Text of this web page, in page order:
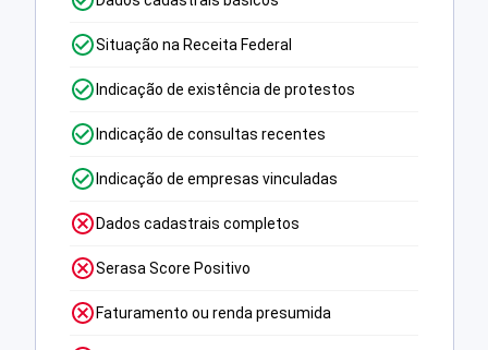
Situação na Receita Federal
Indicação de existência de protestos
Indicação de consultas recentes
Indicação de empresas vinculadas
Dados cadastrais completos
Serasa Score Positivo
Faturamento ou renda presumida